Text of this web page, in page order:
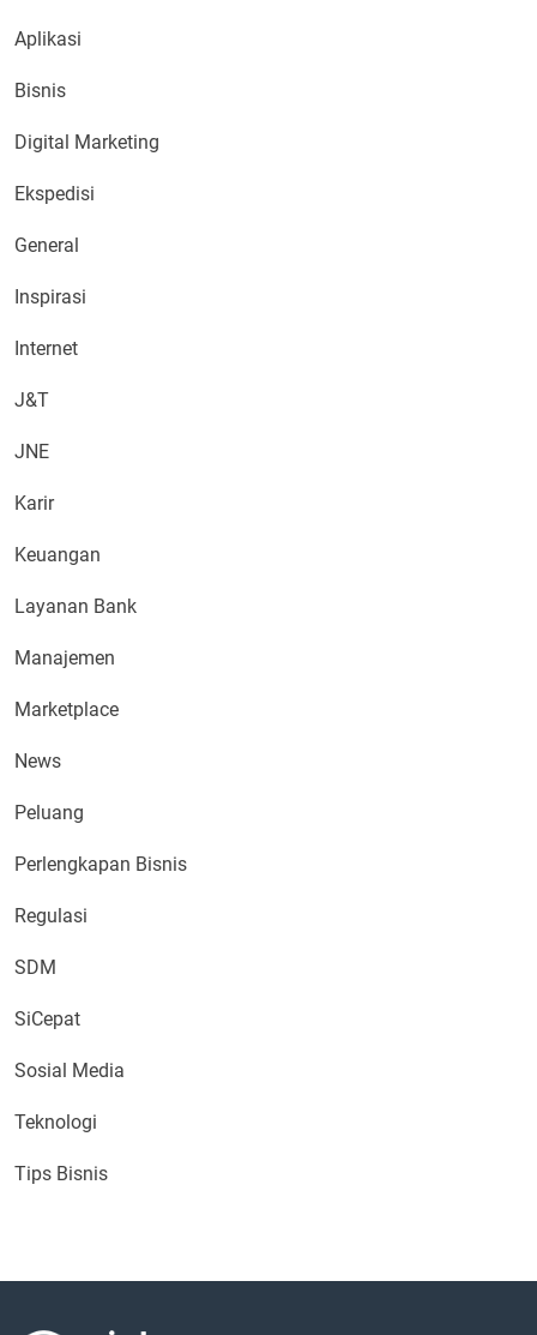
Aplikasi
Bisnis
Digital Marketing
Ekspedisi
General
Inspirasi
Internet
J&T
JNE
Karir
Keuangan
Layanan Bank
Manajemen
Marketplace
News
Peluang
Perlengkapan Bisnis
Regulasi
SDM
SiCepat
Sosial Media
Teknologi
Tips Bisnis